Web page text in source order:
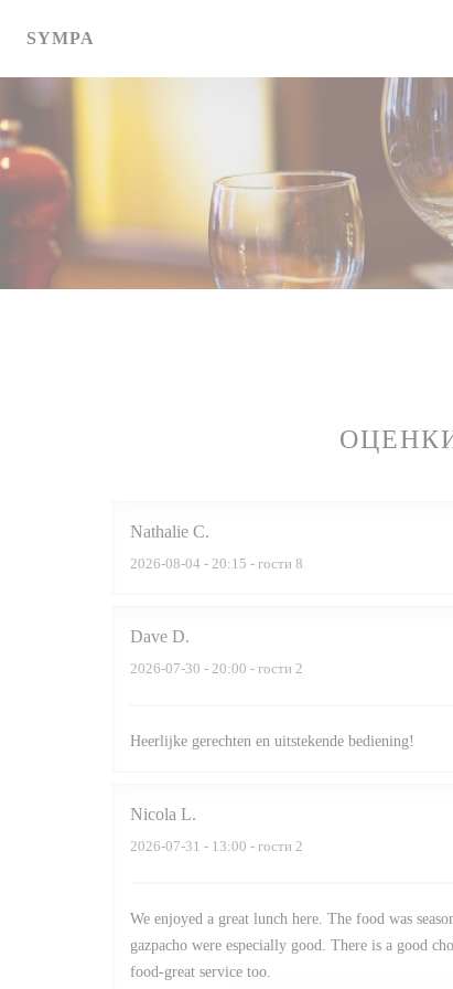
SYMPA
Nathalie C
2026-08-04 - 20:15 - гости 8
Dave D
2026-07-30 - 20:00 - гости 2
Heerlijke gerechten en uitstekende bediening!
Nicola L
2026-07-31 - 13:00 - гости 2
We enjoyed a great lunch here. The food was
gazpacho were especially good. There is a good
food-great service too.